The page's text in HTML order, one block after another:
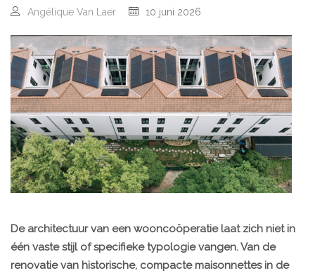
Angélique Van Laer 10 juni 2026
De architectuur van een wooncoöperatie laat zich niet in
één vaste stijl of specifieke typologie vangen. Van de
renovatie van historische, compacte maisonnettes in de